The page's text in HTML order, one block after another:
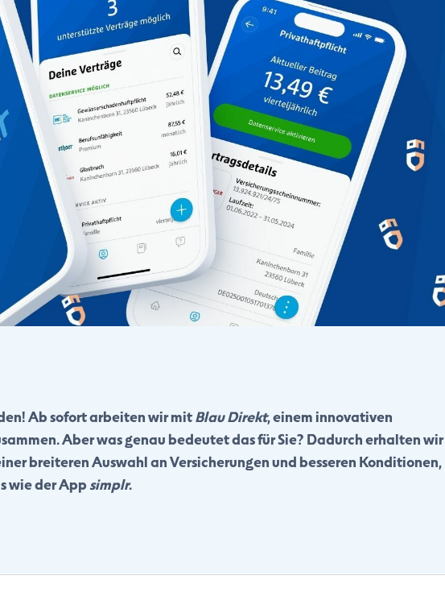
Ab sofort arbeiten wir mitBlau Direkt, einem innovativen
Aber was genau bedeutet das für Sie? Dadurch erhalten wir
breiteren Auswahl an Versicherungen und besseren Konditionen,
wie der Appsimplr.